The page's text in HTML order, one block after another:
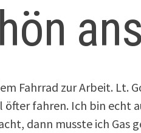
Fahrrad zur Arbeit. Lt.
fahren. Ich bin echt
dann musste ich Gas